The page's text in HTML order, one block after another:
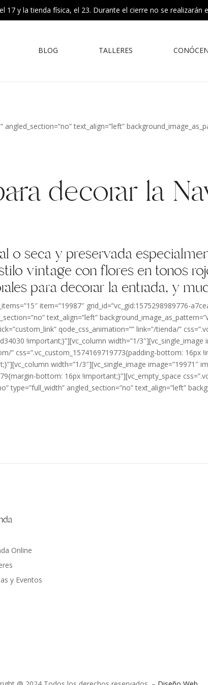
y la tienda física, el 23. Durante el cierre no se
BLOG TALLERES
angled_section=”no” text_align=”left”
decorar la
o seca y preservada
vintage con flores en tonos
para decorar la entrada, y
item=”19987″ grid_id=”vc_gid:1575298989776-
text_align=”left”
qode_css_animation=”” link=”/tienda/”
!important;}”][vc_column width=”1/3″][vc_single_image
” css=”.vc_custom_1574169719773{padding-bottom: 16px
width=”1/3″][vc_single_image image=”19971″
bottom: 16px !important;}”][vc_empty_space
type=”full_width” angled_section=”no” text_align=”left”
Online
y Eventos